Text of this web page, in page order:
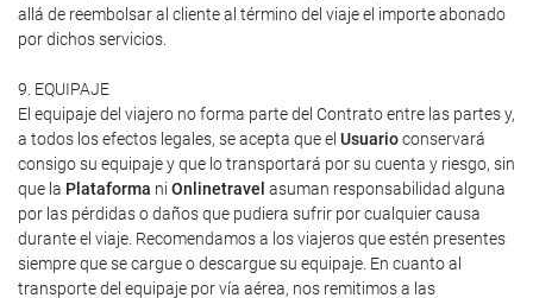
allá de reembolsar al cliente al término del viaje el importe abonado
por dichos servicios.
9. EQUIPAJE
El equipaje del viajero no forma parte del Contrato entre las partes y,
a todos los efectos legales, se acepta que el Usuarioconservará
consigo su equipaje y que lo transportará por su cuenta y riesgo, sin
que la Plataforma ni Onlinetravel asuman responsabilidad alguna
por las pérdidas o daños que pudiera sufrir por cualquier causa
durante el viaje. Recomendamos a los viajeros que estén presentes
siempre que se cargue o descargue su equipaje. En cuanto al
transporte del equipaje por vía aérea, nos remitimos a las